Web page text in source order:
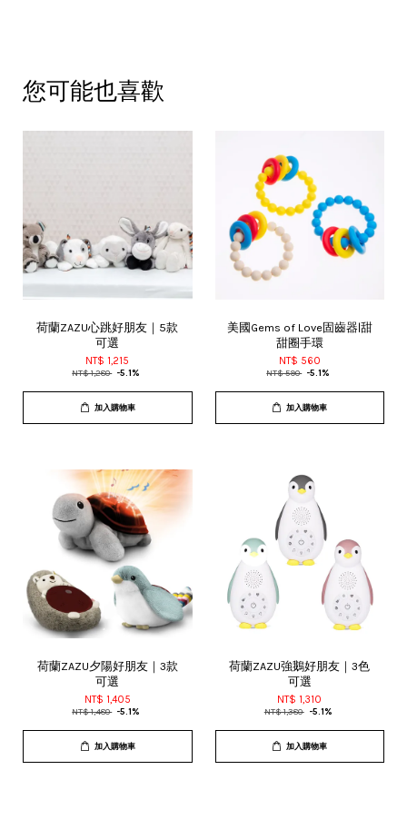
您可能也喜歡
荷蘭ZAZU心跳好朋友｜5款
可選
NT$ 1,215
NT$ 1,280 -5.1%
加入購物車
美國Gems of Love固齒器|甜
甜圈手環
NT$ 560
NT$ 590 -5.1%
加入購物車
荷蘭ZAZU夕陽好朋友｜3款
可選
NT$ 1,405
NT$ 1,480 -5.1%
加入購物車
荷蘭ZAZU強鵝好朋友｜3色
可選
NT$ 1,310
NT$ 1,380 -5.1%
加入購物車